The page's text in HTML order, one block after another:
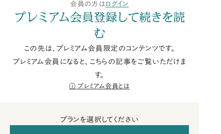
会員の方はログイン
プレミアム会員登録して続きを読
む
この先は、プレミアム会員限定のコンテンツです。
プレミアム会員になると、こちらの記事をご覧いただけま
す。
プレミアム会員とは
プランを選択してください